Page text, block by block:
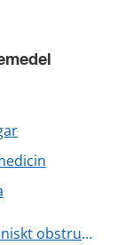
KOL (Kroniskt obstruktiv lungsjukdom)